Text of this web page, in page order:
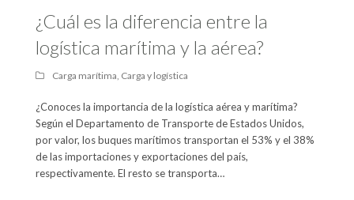
¿Cuál es la diferencia entre la
logística marítima y la aérea?
Carga marítima, Carga y logística
¿Conoces la importancia de la logística aérea y marítima?
Según el Departamento de Transporte de Estados Unidos,
por valor, los buques marítimos transportan el 53% y el 38%
de las importaciones y exportaciones del país,
respectivamente. El resto se transporta…